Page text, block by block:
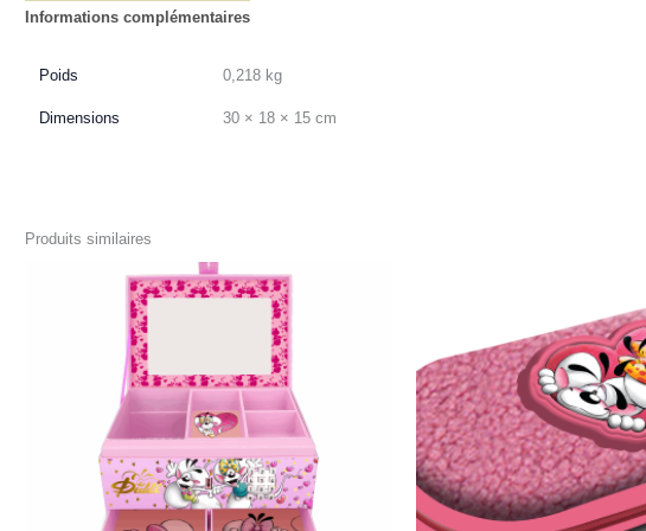
Informations complémentaires
Poids 0,218 kg
Dimensions 30 × 18 × 15 cm
Produits similaires